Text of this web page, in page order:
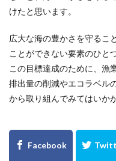
けたと思います。
広大な海の豊かさを守るこ
ことができない要素のひと
この目標達成のために、漁
排出量の削減やエコラベル
から取り組んでみてはいか